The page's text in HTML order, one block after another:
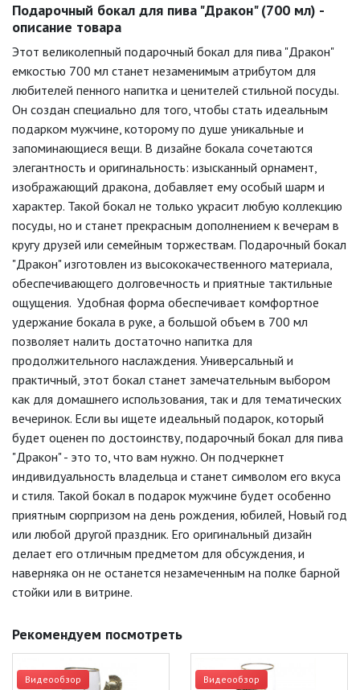
Подарочный бокал для пива "Дракон" (700 мл) -
описание товара
Этот великолепный подарочный бокал для пива "Дракон"
емкостью 700 мл станет незаменимым атрибутом для
любителей пенного напитка и ценителей стильной посуды.
Он создан специально для того, чтобы стать идеальным
подарком мужчине, которому по душе уникальные и
запоминающиеся вещи. В дизайне бокала сочетаются
элегантность и оригинальность: изысканный орнамент,
изображающий дракона, добавляет ему особый шарм и
характер. Такой бокал не только украсит любую коллекцию
посуды, но и станет прекрасным дополнением к вечерам в
кругу друзей или семейным торжествам. Подарочный бокал
"Дракон" изготовлен из высококачественного материала,
обеспечивающего долговечность и приятные тактильные
ощущения. Удобная форма обеспечивает комфортное
удержание бокала в руке, а большой объем в 700 мл
позволяет налить достаточно напитка для
продолжительного наслаждения. Универсальный и
практичный, этот бокал станет замечательным выбором
как для домашнего использования, так и для тематических
вечеринок. Если вы ищете идеальный подарок, который
будет оценен по достоинству, подарочный бокал для пива
"Дракон" - это то, что вам нужно. Он подчеркнет
индивидуальность владельца и станет символом его вкуса
и стиля. Такой бокал в подарок мужчине будет особенно
приятным сюрпризом на день рождения, юбилей, Новый год
или любой другой праздник. Его оригинальный дизайн
делает его отличным предметом для обсуждения, и
наверняка он не останется незамеченным на полке барной
стойки или в витрине.
Рекомендуем посмотреть
Видеообзор Видеообзор